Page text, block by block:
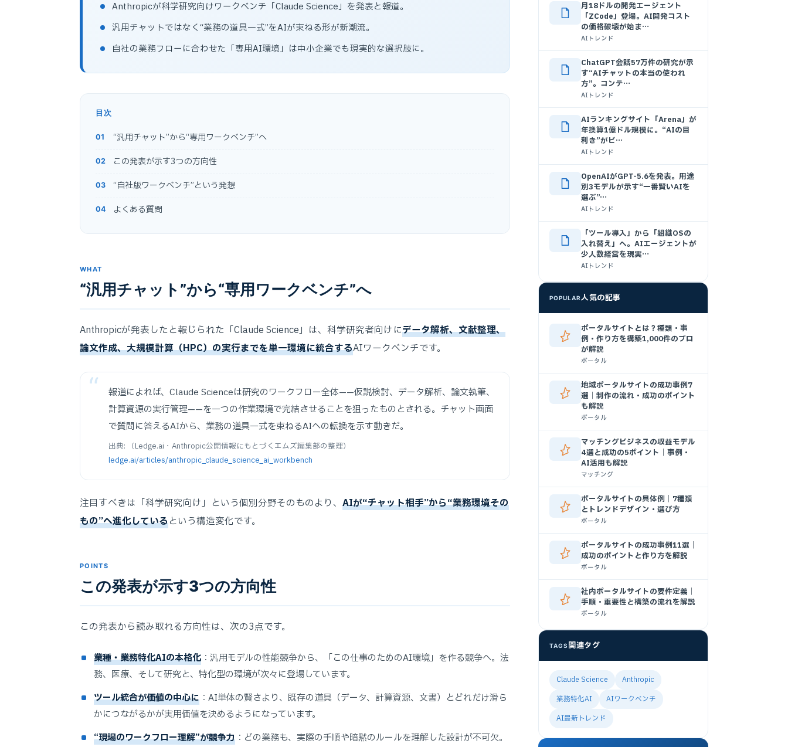
Anthropicが科学研究向けワークベンチ「Claude Science」を発表と報道。
汎用チャットではなく“業務の道具一式”をAIが束ねる形が新潮流。
自社の業務フローに合わせた「専用AI環境」は中小企業でも現実的な選択肢に。
目次
“汎用チャット”から“専用ワークベンチ”へ
この発表が示す3つの方向性
“自社版ワークベンチ”という発想
よくある質問
WHAT
“汎用チャット”から“専用ワークベンチ”へ
Anthropicが発表したと報じられた「Claude Science」は、科学研究者向けにデータ解析、文献整理、
論文作成、大規模計算（HPC）の実行までを単一環境に統合するAIワークベンチです。
報道によれば、Claude Scienceは研究のワークフロー全体——仮説検討、データ解析、論文執筆、
計算資源の実行管理——を一つの作業環境で完結させることを狙ったものとされる。チャット画面
で質問に答えるAIから、業務の道具一式を束ねるAIへの転換を示す動きだ。
出典: （Ledge.ai・Anthropic公開情報にもとづくエムズ編集部の整理）
ledge.ai/articles/anthropic_claude_science_ai_workbench
注目すべきは「科学研究向け」という個別分野そのものより、 AIが“チャット相手”から“業務環境その
もの”へ進化しているという構造変化です。
POINTS
この発表が示す3つの方向性
この発表から読み取れる方向性は、次の3点です。
業種・業務特化AIの本格化 ：汎用モデルの性能競争から、「この仕事のためのAI環境」を作る競争へ。法
務、医療、そして研究と、特化型の環境が次々に登場しています。
ツール統合が価値の中心に ：AI単体の賢さより、既存の道具（データ、計算資源、文書）とどれだけ滑ら
かにつながるかが実用価値を決めるようになっています。
“現場のワークフロー理解”が競争力 ：どの業務も、実際の手順や暗黙のルールを理解した設計が不可欠。
月18ドルの開発エージェント
「ZCode」登場。AI開発コスト
の価格破壊が始ま…
AIトレンド
ChatGPT会話57万件の研究が示
す“AIチャットの本当の使われ
方”。コンテ…
AIトレンド
AIランキングサイト「Arena」が
年換算1億ドル規模に。“AIの目
利き”がビ…
AIトレンド
OpenAIがGPT-5.6を発表。用途
別3モデルが示す“一番賢いAIを
選ぶ”…
AIトレンド
「ツール導入」から「組織OSの
入れ替え」へ。AIエージェントが
少人数経営を現実…
AIトレンド
POPULAR人気の記事
ポータルサイトとは？種類・事
例・作り方を構築1,000件のプロ
が解説
ポータル
地域ポータルサイトの成功事例7
選｜制作の流れ・成功のポイント
も解説
ポータル
マッチングビジネスの収益モデル
4選と成功の5ポイント｜事例・
AI活用も解説
マッチング
ポータルサイトの具体例｜7種類
とトレンドデザイン・選び方
ポータル
ポータルサイトの成功事例11選｜
成功のポイントと作り方を解説
ポータル
社内ポータルサイトの要件定義｜
手順・重要性と構築の流れを解説
ポータル
TAGS 関連タグ
Claude Science
Anthropic
業務特化AI
AIワークベンチ
AI最新トレンド